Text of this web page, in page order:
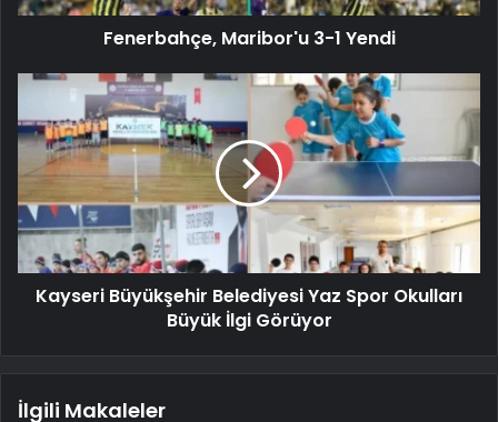
Fenerbahçe, Maribor'u 3-1 Yendi
Kayseri Büyükşehir Belediyesi Yaz Spor Okulları
Büyük İlgi Görüyor
İlgili Makaleler